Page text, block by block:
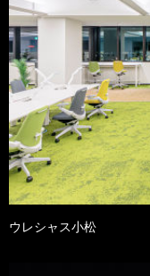
ウレシャス小松